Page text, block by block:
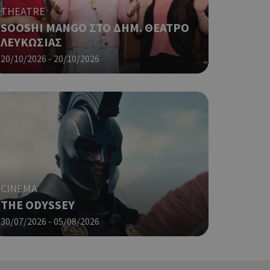
THEATRE
SOOSHI MANGO ΣΤΟ ΔΗΜ. ΘΕΑΤΡΟ
ΛΕΥΚΩΣΙΑΣ
20/10/2026 - 20/10/2026
CINEMA
THE ODYSSEY
30/07/2026 - 05/08/2026
ο
ένα καλό
δηλαδή να
όπως είναι το
push down
τη διάκριση
να
τη χρήση του
δηλαδή να
στον χρήστη
όπως είναι το
push down